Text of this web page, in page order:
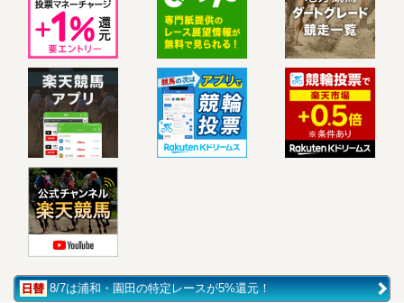
8/7は浦和・園田の特定レースが5%還元！